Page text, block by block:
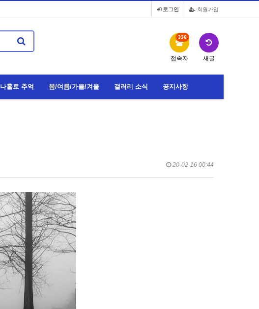
회원가입
로그인
접속자
336
새글
나홀로 추억 봄/여름/가을/겨울 갤러리 소식 공지사항
20-02-16 00:44